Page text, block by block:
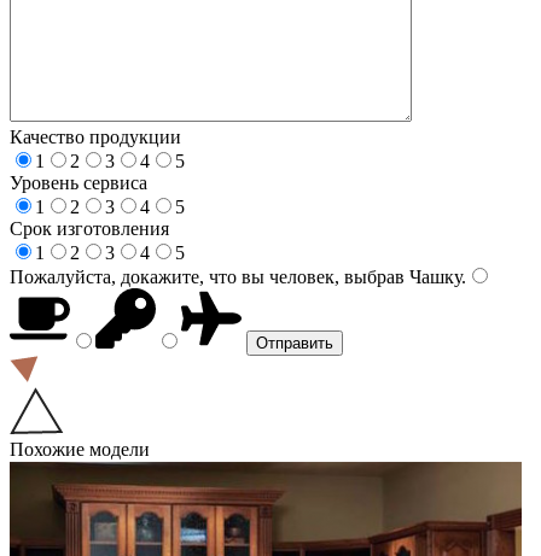
Качество продукции
1
2 3 4
5
Уровень сервиса
1
2 3 4
5
Срок изготовления
1
2 3 4
5
Пожалуйста, докажите, что вы человек, выбрав Чашку.
Похожие модели